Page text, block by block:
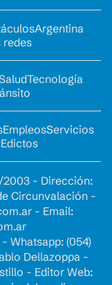
Argentina
redes
Tecnología
EmpleosServicios
Edictos
2003 - Dirección:
Circunvalación -
- Email:
Whatsapp: (054)
Dellazoppa -
- Editor Web: